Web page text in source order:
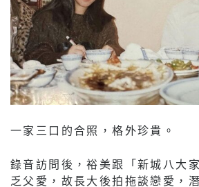
一家三口的合照，格外珍貴。
錄音訪問後，裕美跟「新城八大
乏父愛，故長大後拍拖談戀愛，